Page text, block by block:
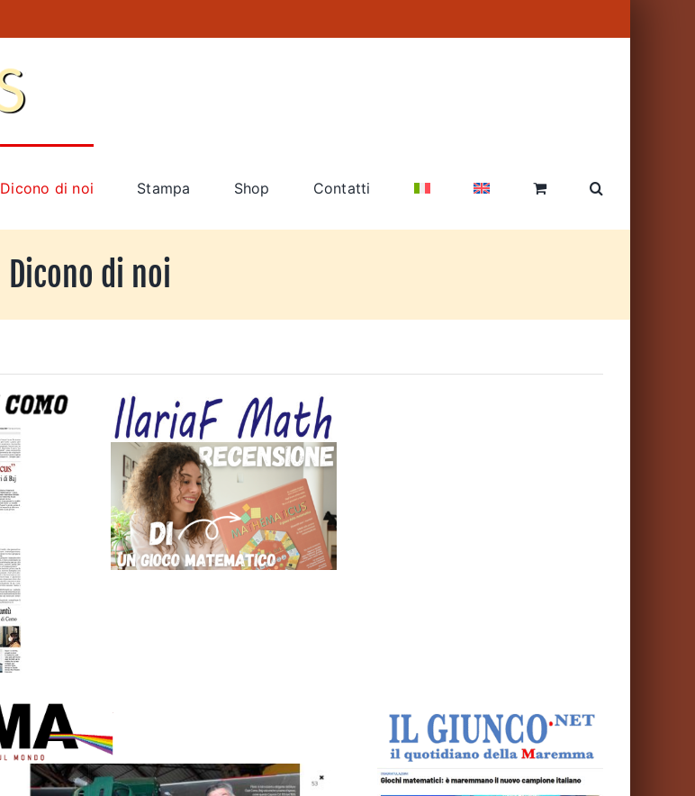
Dicono di noi Stampa Shop Contatti
Dicono di noi